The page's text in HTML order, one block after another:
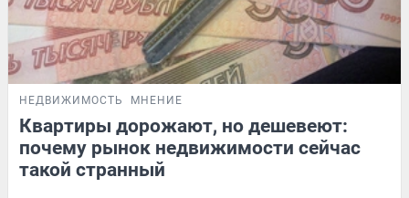
НЕДВИЖИМОСТЬ МНЕНИЕ
Квартиры дорожают, но дешевеют:
почему рынок недвижимости сейчас
такой странный